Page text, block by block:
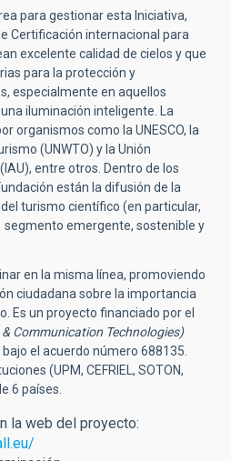
para gestionar esta Iniciativa,
Certificación internacional para
excelente calidad de cielos y que
para la protección y
especialmente en aquellos
iluminación inteligente. La
organismos como la UNESCO, la
(UNWTO) y la Unión
entre otros. Dentro de los
están la difusión de la
turismo científico (en particular,
emergente, sostenible y
en la misma línea, promoviendo
ciudadana sobre la importancia
Es un proyecto financiado por el
Communication Technologies)
el acuerdo número 688135.
(UPM, CEFRIEL, SOTON,
6 países.
la web del proyecto: